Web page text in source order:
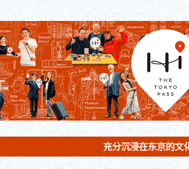
充分沉浸在东京的文